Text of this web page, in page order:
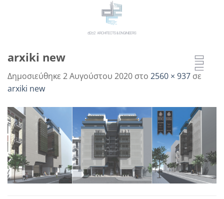
arxiki new
Δημοσιεύθηκε 2 Αυγούστου 2020 στο 2560 × 937 σε
arxiki new